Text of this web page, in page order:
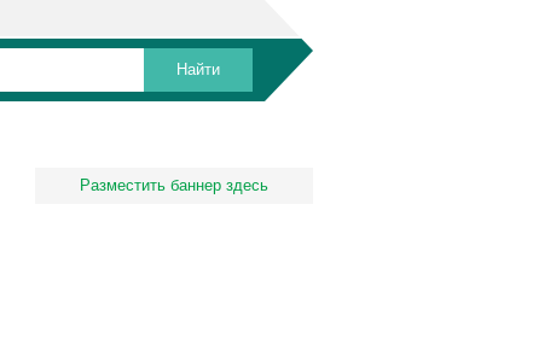
Разместить баннер здесь